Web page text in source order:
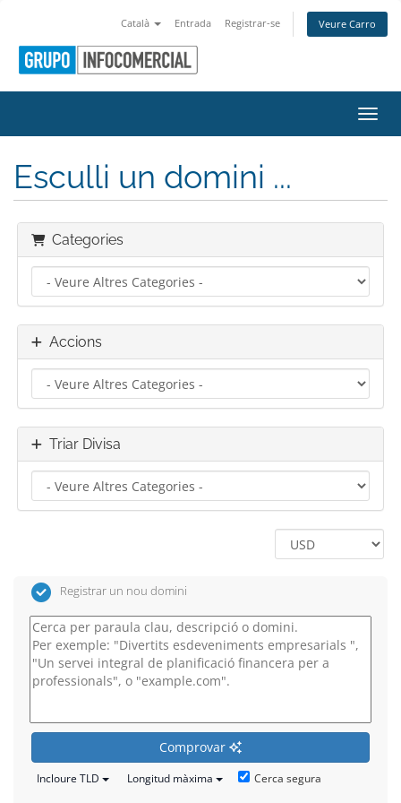
Català Entrada Registrar-se Veure Carro
Esculli un domini ...
Categories
Accions
Triar Divisa
Registrar un nou domini
Comprovar
Incloure TLD Longitud màxima Cerca segura